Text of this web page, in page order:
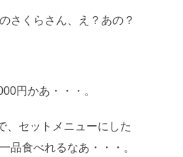
さくらさん、え？あの？
円かあ・・・。
、セットメニューにした
品食べれるなあ・・・。